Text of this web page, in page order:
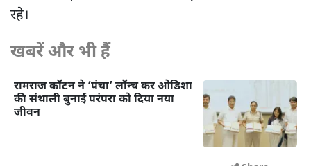
रहे।
खबरें और भी हैं
रामराज कॉटन ने ‘पंचा’ लॉन्च कर ओडिशा
की संथाली बुनाई परंपरा को दिया नया
जीवन